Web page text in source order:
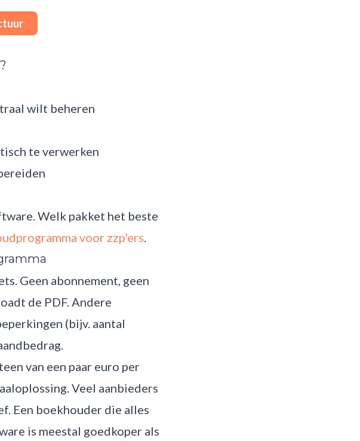
wilt beheren
te verwerken
Welk pakket het beste
voor zzp'ers.
Geen abonnement, geen
de PDF. Andere
(bijv. aantal
van een paar euro per
Veel aanbieders
Een boekhouder die alles
is meestal goedkoper als